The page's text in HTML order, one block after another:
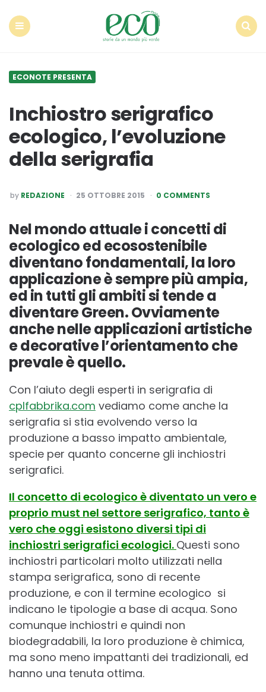
ECONOTE PRESENTA
Inchiostro serigrafico
ecologico, l’evoluzione
della serigrafia
POSTED
BY
by REDAZIONE 25 OTTOBRE 2015 0 COMMENTS
Nel mondo attuale i concetti di
ecologico ed ecosostenibile
diventano fondamentali, la loro
applicazione è sempre più ampia,
ed in tutti gli ambiti si tende a
diventare Green. Ovviamente
anche nelle applicazioni artistiche
e decorative l’orientamento che
prevale è quello.
Con l’aiuto degli esperti in serigrafia di
cplfabbrika.com vediamo come anche la
serigrafia si stia evolvendo verso la
produzione a basso impatto ambientale,
specie per quanto concerne gli inchiostri
serigrafici.
Il concetto di ecologico è diventato un vero e
proprio must nel settore serigrafico, tanto è
vero che oggi esistono diversi tipi di
inchiostri serigrafici ecologici. Questi sono
inchiostri particolari molto utilizzati nella
stampa serigrafica, sono di recente
produzione, e con il termine ecologico si
indicano le tipologie a base di acqua. Sono
comunque inchiostri e quindi non
biodegradabili, la loro produzione è chimica,
ma sono meno impattanti dei tradizionali, ed
hanno una tenuta ottima.